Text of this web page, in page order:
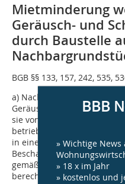
Mietminderung
Geräusch- und
durch Baustelle
BGB §§ 133, 157, 242, 535,
a) Nach Abschluss des
Geräusch- und
sie von einer auf einem
betriebenen Baustelle
in einer Baulücke)
gemäß § 536 Abs. 1 Satz 1
berechtigenden Mangel
BBB
» Wichtige News
» 18 x im Jahr
» kostenlos und